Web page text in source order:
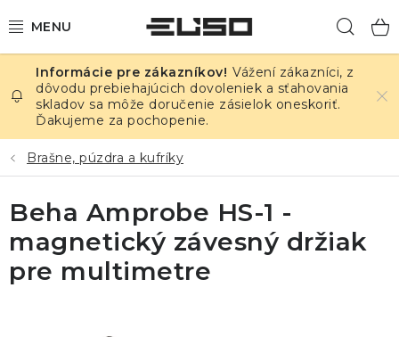
na
ELEKTRINA
TEPLOTA A VLHKOSŤ
TLAK A ÚNIKY
ZÁZNAMNÍKY
Vážení zákazníci, z
dôvodu prebiehajúcich dovoleniek a sťahovania
skladov sa môže doručenie zásielok oneskoriť.
Ďakujeme za pochopenie.
Brašne, púzdra a kufríky
Beha Amprobe HS-1 -
magnetický závesný držiak
pre multimetre